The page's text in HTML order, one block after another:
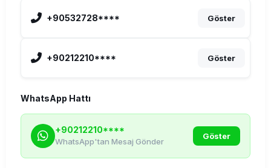
+90532728**** Göster
+90212210**** Göster
WhatsApp Hattı
+90212210****
WhatsApp'tan Mesaj Gönder
Göster